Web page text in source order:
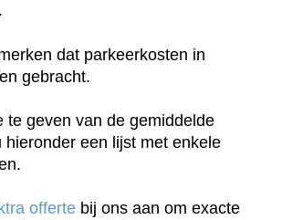
dat parkeerkosten in
gebracht.
te geven van de gemiddelde
hieronder een lijst met enkele
offerte bij ons aan om exacte